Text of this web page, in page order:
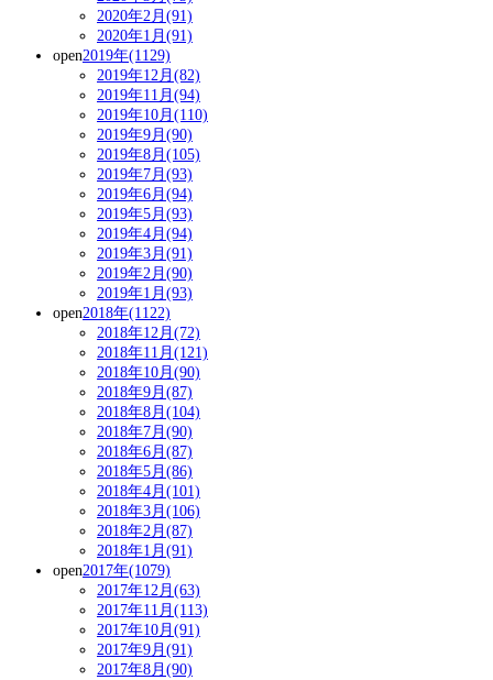
2020年2月(91)
2020年1月(91)
open2019年(1129)
2019年12月(82)
2019年11月(94)
2019年10月(110)
2019年9月(90)
2019年8月(105)
2019年7月(93)
2019年6月(94)
2019年5月(93)
2019年4月(94)
2019年3月(91)
2019年2月(90)
2019年1月(93)
open2018年(1122)
2018年12月(72)
2018年11月(121)
2018年10月(90)
2018年9月(87)
2018年8月(104)
2018年7月(90)
2018年6月(87)
2018年5月(86)
2018年4月(101)
2018年3月(106)
2018年2月(87)
2018年1月(91)
open2017年(1079)
2017年12月(63)
2017年11月(113)
2017年10月(91)
2017年9月(91)
2017年8月(90)